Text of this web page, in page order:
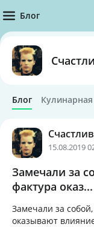
Блог
Блог Кулинарная
15.08.2019
Замечали за
фактура оказ...
Замечали за
оказывают